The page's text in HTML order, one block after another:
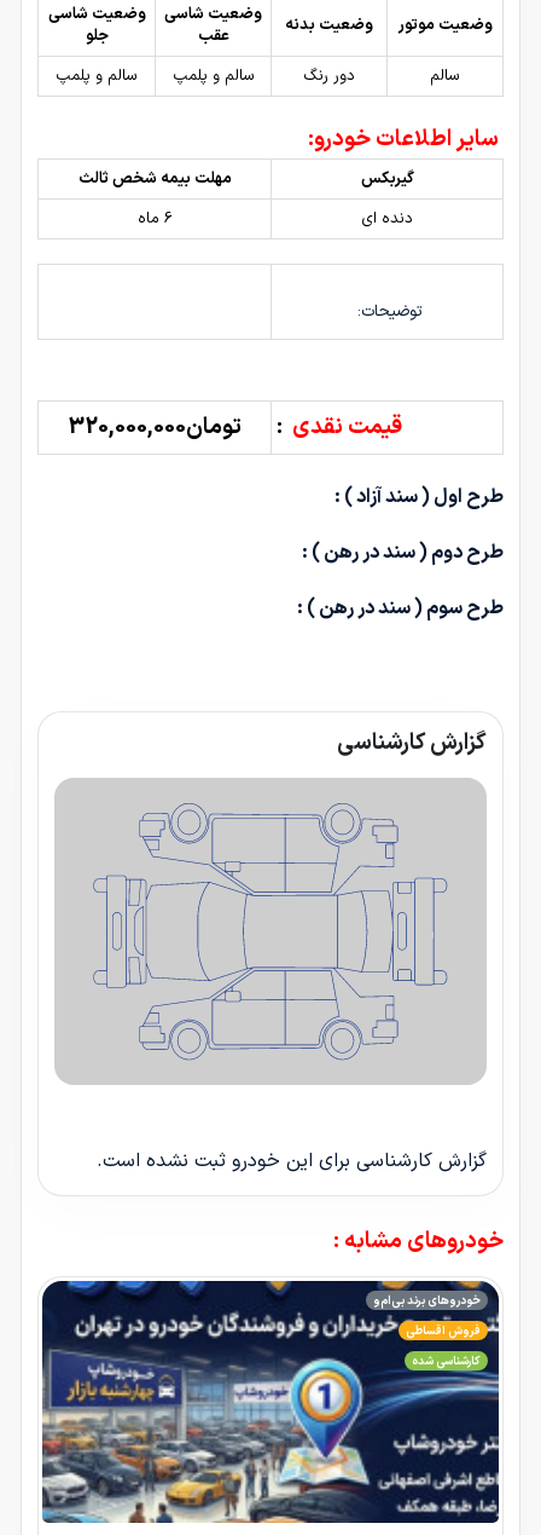
وضعیت موتور وضعیت بدنه
وضعیت شاسی
عقب
وضعیت شاسی
جلو
سالم
دور رنگ سالم و پلمپ سالم و پلمپ
سایر اطلاعات خودرو:
گیربکس
مهلت بیمه شخص ثالث
دنده ای
6 ماه
توضیحات:
قیمت نقدی : تومان320,000,000
طرح اول ( سند آزاد ) :
طرح دوم ( سند در رهن ) :
طرح سوم ( سند در رهن ) :
گزارش کارشناسی
گزارش کارشناسی برای این خودرو ثبت نشده است.
خودروهای مشابه :
خودروهای برند بی‌ام‌و
فروش اقساطی
کارشناسی شده